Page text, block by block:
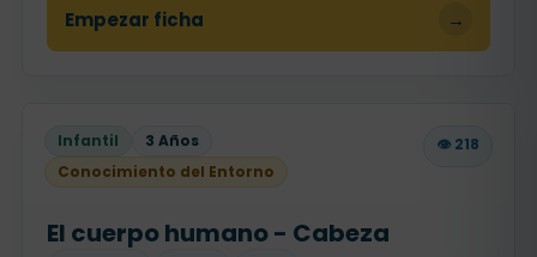
Empezar ficha →
Infantil
3 Años
Conocimiento del Entorno
👁️ 218
El cuerpo humano - Cabeza